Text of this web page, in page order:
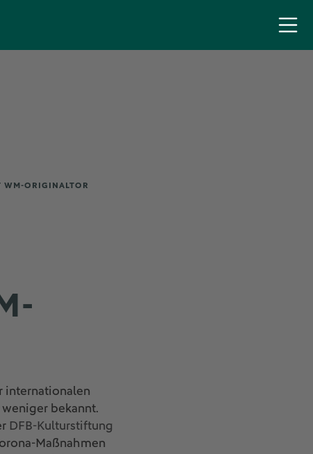
ORIGINALTOR
internationalen
bekannt.
DFB-Kulturstiftung
Maßnahmen